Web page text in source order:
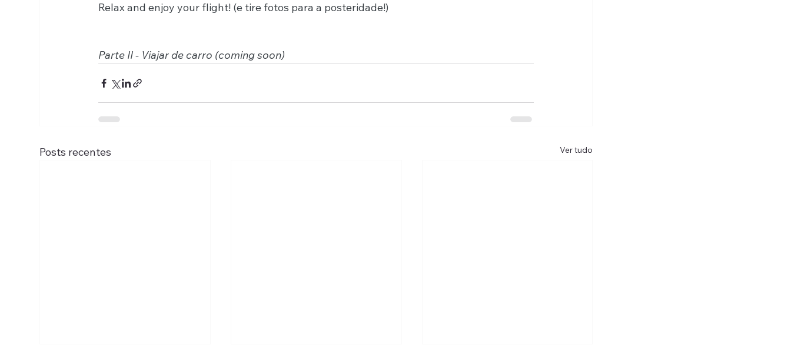
Relax and enjoy your flight! (e tire fotos para a posteridade!)
Parte II - Viajar de carro (coming soon)
Posts recentes Ver tudo